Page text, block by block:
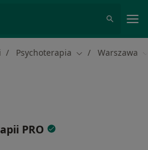
Psychoterapia Zmień miasto
Warszawa
PRO